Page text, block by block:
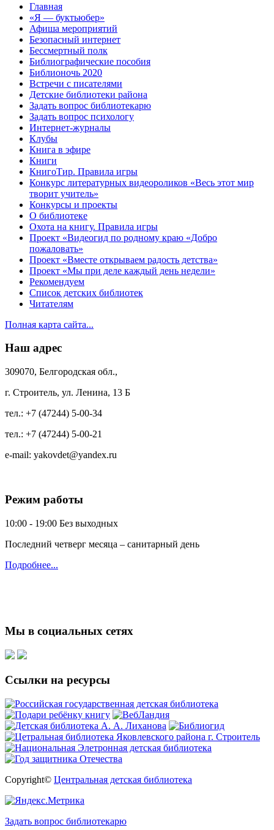
Главная
«Я — буктьюбер»
Афиша мероприятий
Безопасный интернет
Бессмертный полк
Библиографические пособия
Библионочь 2020
Встречи с писателями
Детские библиотеки района
Задать вопрос библиотекарю
Задать вопрос психологу
Интернет-журналы
Клубы
Книга в эфире
Книги
КнигоТир. Правила игры
Конкурс литературных видеороликов «Весь этот мир
творит учитель»
Конкурсы и проекты
О библиотеке
Охота на книгу. Правила игры
Проект «Видеогид по родному краю «Добро
пожаловать»
Проект «Вместе открываем радость детства»
Проект «Мы при деле каждый день недели»
Рекомендуем
Список детских библиотек
Читателям
Полная карта сайта...
Наш адрес
309070, Белгородская обл.,
г. Строитель, ул. Ленина, 13 Б
тел.: +7 (47244) 5-00-34
тел.: +7 (47244) 5-00-21
e-mail: yakovdet@yandex.ru
Режим работы
10:00 - 19:00 Без выходных
Последний четверг месяца – санитарный день
Подробнее...
Мы в социальных сетях
Ссылки на ресурсы
Copyright© Центральная детская библиотека
Задать вопрос библиотекарю